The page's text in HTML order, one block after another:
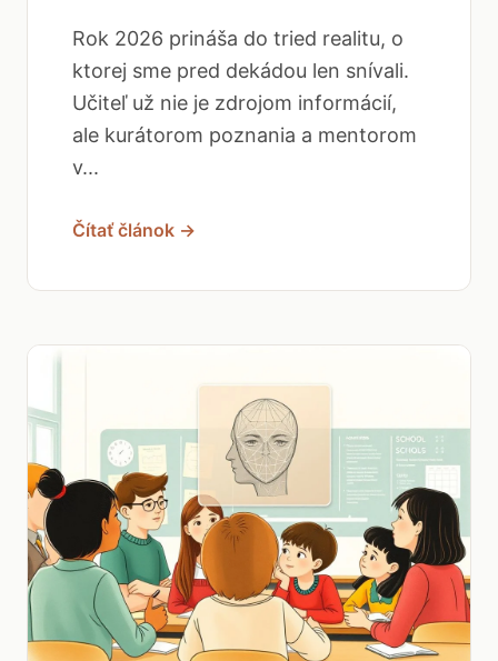
Rok 2026 prináša do tried realitu, o
ktorej sme pred dekádou len snívali.
Učiteľ už nie je zdrojom informácií,
ale kurátorom poznania a mentorom
v...
Čítať článok →